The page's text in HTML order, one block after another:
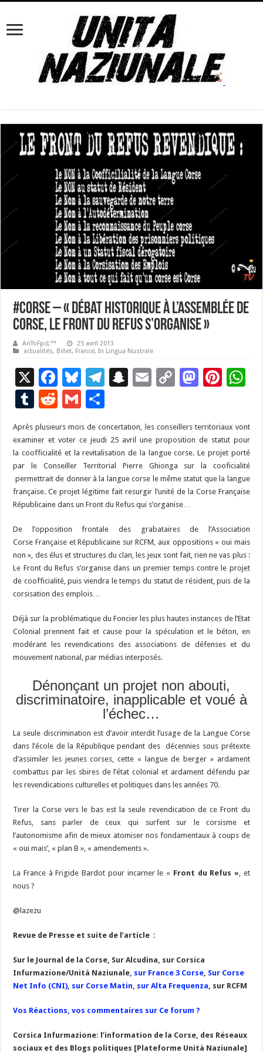
#Corse – « Débat historique à l’assemblée de
Corse, le front du refus s’organise »
AnToFpcL™
25 avril 2013
actualités, Billet, France,In Lingua Nustrale
X
F
ac
e
b
o
o
k
Bl
u
es
ky
T
gr
a
m
S
p
c
h
at
E
l
C
y
Li
n
k
M
d
o
n
Pi
es
t
p
p
T
u
m
bl
r
R
d
di
t
G
m
ai
l
ta
g
er
Après plusieurs mois de concertation, les conseillers territoriaux vont
examiner et voter ce jeudi 25 avril une proposition de statut pour
la coofficialité et la revitalisation de la langue corse. Le projet porté
par le Conseiller Territorial Pierre Ghionga sur la cooficialité
permettrait de donner à la langue corse le même statut que la langue
française. Ce projet légitime fait resurgir l’unité de la Corse Française
Républicaine dans un Front du Refus qui s’organise…
De l’opposition frontale des grabataires de l’Association
Corse Française et Républicaine sur RCFM, aux oppositions « oui mais
non », des élus et structures du clan, les jeux sont fait, rien ne vas plus :
Le Front du Refus s’organise dans un premier temps contre le projet
de coofficialité, puis viendra le temps du statut de résident, puis de la
corsisation des emplois…
Déjà sur la problématique du Foncier les plus hautes instances de l’Etat
Colonial prennent fait et cause pour la spéculation et le béton, en
modérant les revendications des associations de défenses et du
mouvement national, par médias interposés.
Dénonçant un projet non abouti,
discriminatoire, inapplicable et voué à
l’échec…
La seule discrimination est d’avoir interdit l’usage de la Langue Corse
dans l’école de la République pendant des décennies sous prétexte
d’assimiler les jeunes corses, cette « langue de berger » ardament
combattus par les sbires de l’état colonial et ardament défendu par
les revendications culturelles et politiques dans les années 70.
Tirer la Corse vers le bas est la seule revendication de ce Front du
Refus, sans parler de ceux qui surfent sur le corsisme et
l’autonomisme afin de mieux atomiser nos fondamentaux à coups de
« oui mais’, « plan B », « amendements ».
La France à Frigide Bardot pour incarner le « Front du Refus », et
nous ?
@lazezu
Revue de Presse et suite de l’article :
Sur le Journal de la Corse, Sur Alcudina, sur Corsica
Infurmazione/Unità Naziunale, sur France 3 Corse, Sur Corse
Net Info (CNI), sur Corse Matin, sur Alta Frequenza, sur RCFM
Vos Réactions, vos commentaires sur Ce forum ?
Corsica Infurmazione: l’information de la Corse, des Réseaux
sociaux et des Blogs politiques [Plateforme Unità Naziunale]